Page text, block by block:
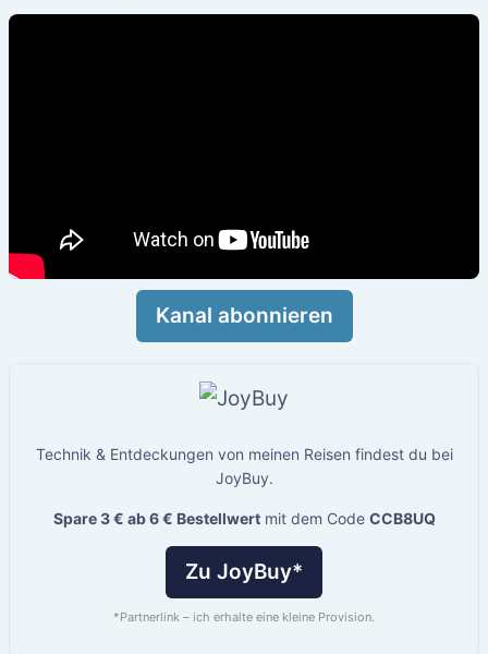
Kanal abonnieren
Technik & Entdeckungen von meinen Reisen findest du bei
JoyBuy.
Spare 3 € ab 6 € Bestellwertmit dem Code CCB8UQ
Zu JoyBuy*
*Partnerlink – ich erhalte eine kleine Provision.